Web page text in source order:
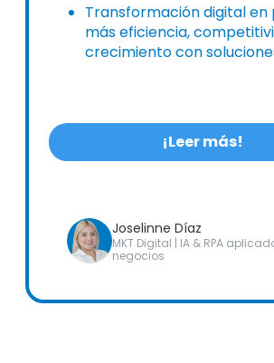
Transformación digital en
más eficiencia,
crecimiento con
¡Leer más!
Joselinne Díaz
MKT Digital | IA & RPA
negocios